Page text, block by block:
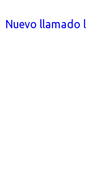
Nuevo llamado